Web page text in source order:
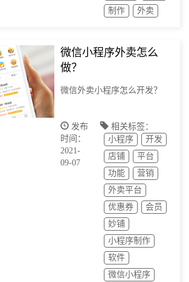
制作
外卖
微信小程序外卖怎么
做？
微信外卖小程序怎么开发？
发布
时间：
2021-
09-07
相关标签：
小程序
开发
店铺
平台
功能
营销
外卖平台
优惠券
会员
妙铺
小程序制作
软件
微信小程序